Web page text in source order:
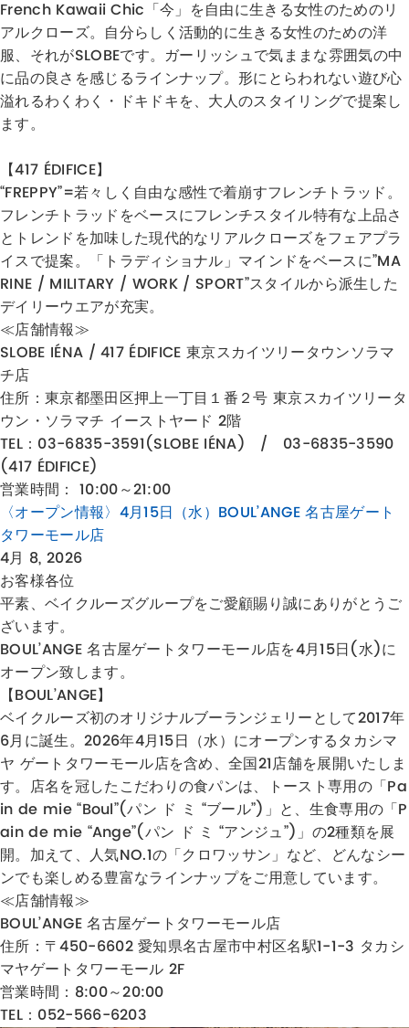
French Kawaii Chic「今」を自由に生きる女性のためのリ
アルクローズ。自分らしく活動的に生きる女性のための洋
服、それがSLOBEです。ガーリッシュで気ままな雰囲気の中
に品の良さを感じるラインナップ。形にとらわれない遊び心
溢れるわくわく・ドキドキを、大人のスタイリングで提案し
ます。
【417 ÉDIFICE】
“FREPPY”=若々しく自由な感性で着崩すフレンチトラッド。
フレンチトラッドをベースにフレンチスタイル特有な上品さ
とトレンドを加味した現代的なリアルクローズをフェアプラ
イスで提案。「トラディショナル」マインドをベースに”MA
RINE / MILITARY / WORK / SPORT”スタイルから派生した
デイリーウエアが充実。
≪店舗情報≫
SLOBE IÉNA / 417 ÉDIFICE 東京スカイツリータウンソラマ
チ店
住所： 東京都墨田区押上一丁目１番２号 東京スカイツリータ
ウン・ソラマチ イーストヤード 2階
TEL： 03-6835-3591(SLOBE IÉNA) / 03-6835-3590
(417 ÉDIFICE)
営業時間： 10:00～21:00
〈オープン情報〉4月15日（水）BOUL’ANGE 名古屋ゲート
タワーモール店
4月 8, 2026
お客様各位
平素、ベイクルーズグループをご愛顧賜り誠にありがとうご
ざいます。
BOUL’ANGE 名古屋ゲートタワーモール店を4月15日(水)に
オープン致します。
【BOUL’ANGE】
ベイクルーズ初のオリジナルブーランジェリーとして2017年
6月に誕生。2026年4月15日（水）にオープンするタカシマ
ヤ ゲートタワーモール店を含め、全国21店舗を展開いたしま
す。店名を冠したこだわりの食パンは、トースト専用の「Pa
in de mie “Boul”(パン ド ミ “ブール”)」と、生食専用の「P
ain de mie “Ange”(パン ド ミ “アンジュ”)」の2種類を展
開。加えて、人気NO.1の「クロワッサン」など、どんなシー
ンでも楽しめる豊富なラインナップをご用意しています。​
≪店舗情報≫
BOUL’ANGE 名古屋ゲートタワーモール店
住所： 〒450-6602 愛知県名古屋市中村区名駅1-1-3 タカシ
マヤゲートタワーモール 2F
営業時間：8:00～20:00
TEL：052-566-6203